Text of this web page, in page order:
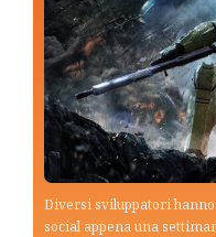
Diversi sviluppatori
social appena una